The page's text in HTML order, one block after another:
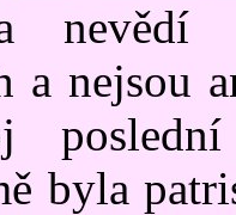
nevědí
a nejsou
byla